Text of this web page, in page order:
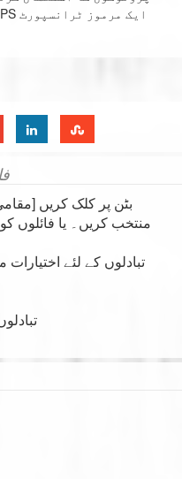
منتخب کریں۔ یا فائلوں
4